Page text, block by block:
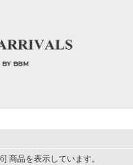
商品を表示しています。